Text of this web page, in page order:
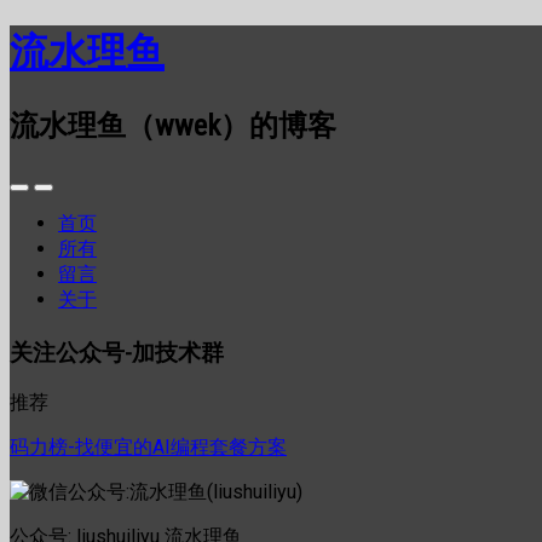
流水理鱼
流水理鱼（wwek）的博客
首页
所有
留言
关于
关注公众号-加技术群
推荐
码力榜-找便宜的AI编程套餐方案
公众号: liushuiliyu 流水理鱼